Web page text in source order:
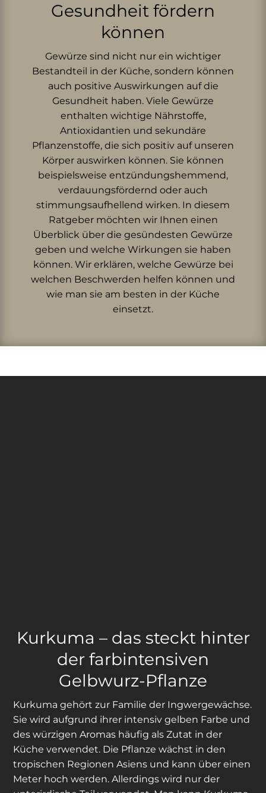
Gesundheit fördern
können
Gewürze sind nicht nur ein wichtiger
Bestandteil in der Küche, sondern können
auch positive Auswirkungen auf die
Gesundheit haben. Viele Gewürze
enthalten wichtige Nährstoffe,
Antioxidantien und sekundäre
Pflanzenstoffe, die sich positiv auf unseren
Körper auswirken können. Sie können
beispielsweise entzündungshemmend,
verdauungsfördernd oder auch
stimmungsaufhellend wirken. In diesem
Ratgeber möchten wir Ihnen einen
Überblick über die gesündesten Gewürze
geben und welche Wirkungen sie haben
können. Wir erklären, welche Gewürze bei
welchen Beschwerden helfen können und
wie man sie am besten in der Küche
einsetzt.
Kurkuma – das steckt hinter
der farbintensiven
Gelbwurz-Pflanze
Kurkuma gehört zur Familie der Ingwergewächse.
Sie wird aufgrund ihrer intensiv gelben Farbe und
des würzigen Aromas häufig als Zutat in der
Küche verwendet. Die Pflanze wächst in den
tropischen Regionen Asiens und kann über einen
Meter hoch werden. Allerdings wird nur der